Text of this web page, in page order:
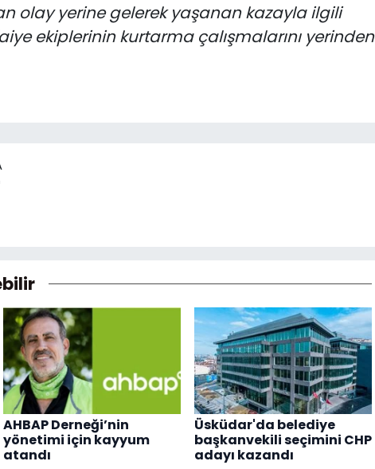
olay yerine gelerek yaşanan kazayla ilgili
ekiplerinin kurtarma çalışmalarını yerinden
AHBAP Derneği’nin
yönetimi için kayyum
atandı
Üsküdar'da belediye
başkanvekili seçimini CHP
adayı kazandı